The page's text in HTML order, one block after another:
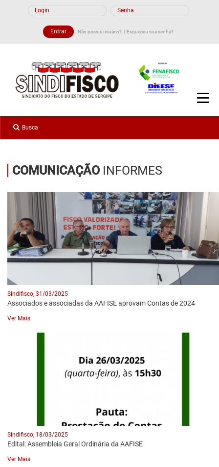
Não possui usuário? Esqueceu sua senha?
COMUNICAÇÃO INFORMES
Sindifisco, 31/03/2025
Associados e associadas da AAFISE aprovam Contas de 2024
Ver Mais
Sindifisco, 18/03/2025
Edital: Assembleia Geral Ordinária da AAFISE
Ver Mais